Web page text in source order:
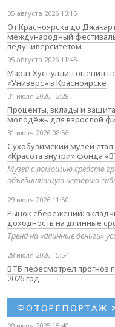
05 августа 2026 13:15
От Красноярска до
международный
педуниверситетом
05 августа 2026 11:45
Марат Хуснуллин оценил
«Универс» в Красноярске
31 июля 2026 12:28
Проценты, вклады и
молодёжь для взрослой
31 июля 2026 08:56
Сухобузимский музей
«Красота внутри» фонда
Музей с помощью средств
объединяющую историю
29 июля 2026 11:50
Рынок сбережений:
доходность на длинные
Тренд на «длинные деньги»
28 июля 2026 15:54
ВТБ пересмотрел прогноз
2026 год
ФОТОРЕПОРТАЖ